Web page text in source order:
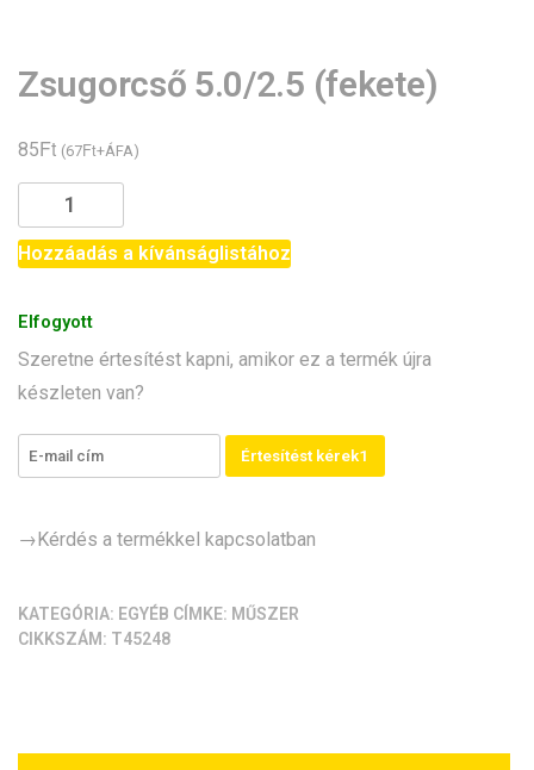
Zsugorcső 5.0/2.5 (fekete)
85Ft (67Ft+ÁFA)
Zsugorcső
5.0/2.5
(fekete)
Hozzáadás a kívánságlistához
Elfogyott
Szeretne értesítést kapni, amikor ez a termék újra
készleten van?
Értesítést kérek1
→Kérdés a termékkel kapcsolatban
KATEGÓRIA: EGYÉB CÍMKE: MŰSZER
CIKKSZÁM: T45248